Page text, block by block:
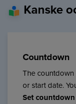
Kanske
Countdown
The
or start date.
Set